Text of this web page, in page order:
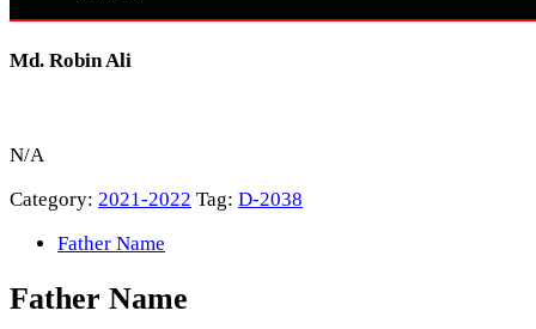
Md. Robin Ali
N/A
Category: 2021-2022 Tag: D-2038
Father Name
Father Name